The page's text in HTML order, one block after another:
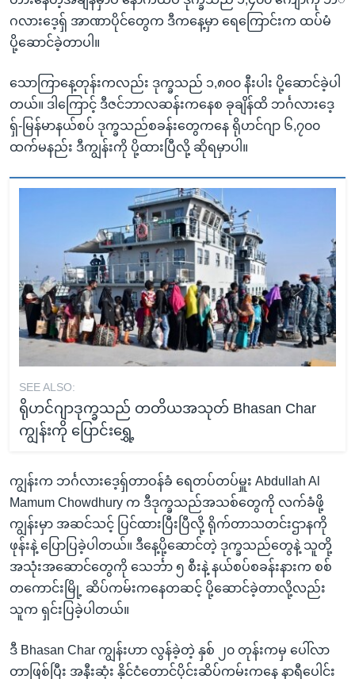
ဂလားဒေ့ရှ် အာဏာပိုင်တွေက ဒီကနေ့မှာ ရေကြောင်းက ထပ်မံ
ပို့ဆောင်ခဲ့တာပါ။
သောကြာနေ့တုန်းကလည်း ဒုက္ခသည် ၁,၈၀၀ နီးပါး ပို့ဆောင်ခဲ့ပါ
တယ်။ ဒါကြောင့် ဒီဇင်ဘာလဆန်းကနေစ ခုချိန်ထိ ဘင်္ဂလားဒေ့
ရှ်-မြန်မာနယ်စပ် ဒုက္ခသည်စခန်းတွေကနေ ရိုဟင်ဂျာ ၆,၇၀၀
ထက်မနည်း ဒီကျွန်းကို ပို့ထားပြီလို့ ဆိုရမှာပါ။
SEE ALSO:
ရိုဟင်ဂျာဒုက္ခသည် တတိယအသုတ် Bhasan Char
ကျွန်းကို ပြောင်းရွှေ့
ကျွန်းက ဘင်္ဂလားဒေ့ရှ်တာဝန်ခံ ရေတပ်တပ်မှူး Abdullah Al
Mamum Chowdhury က ဒီဒုက္ခသည်အသစ်တွေကို လက်ခံဖို့
ကျွန်းမှာ အဆင်သင့် ပြင်ထားပြီးပြီလို့ ရိုက်တာသတင်းဌာနကို
ဖုန်းနဲ့ ပြောပြခဲ့ပါတယ်။ ဒီနေ့ပို့ဆောင်တဲ့ ဒုက္ခသည်တွေနဲ့ သူတို့
အသုံးအဆောင်တွေကို သေင်္ဘာ ၅ စီးနဲ့ နယ်စပ်စခန်းနားက စစ်
တကောင်းမြို့ ဆိပ်ကမ်းကနေတဆင့် ပို့ဆောင်ခဲ့တာလို့လည်း
သူက ရှင်းပြခဲ့ပါတယ်။
ဒီ Bhasan Char ကျွန်းဟာ လွန်ခဲ့တဲ့ နှစ် ၂၀ တုန်းကမှ ပေါ်လာ
တာဖြစ်ပြီး အနီးဆုံး နိုင်ငံတောင်ပိုင်းဆိပ်ကမ်းကနေ နာရီပေါင်း